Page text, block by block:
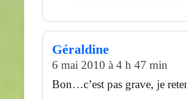
Géraldine
6 mai 2010 à 4 h 47 min
Bon…c’est pas grave, je